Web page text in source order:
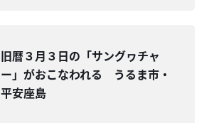
旧暦３月３日の「サングヮチャ
ー」がおこなわれる うるま市・
平安座島